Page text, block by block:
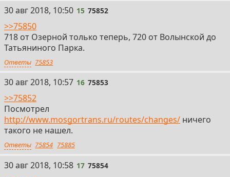
15
30 авг 2018, 10:50 15 75852
>>75850
718 от Озерной только теперь, 720 от Волынской до
Татьяниного Парка.
Ответы 75853
16
30 авг 2018, 10:57 16 75853
>>75852
Посмотрел
http://www.mosgortrans.ru/routes/changes/ ничего
такого не нашел.
Ответы 75854 75885
17
30 авг 2018, 10:58 17 75854